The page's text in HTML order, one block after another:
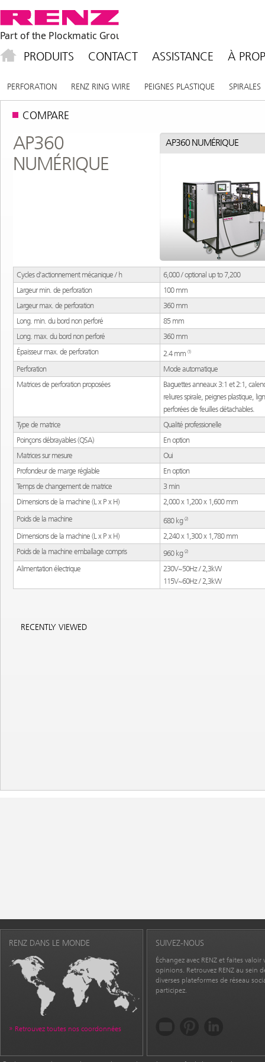
PERFORATION RENZ RING WIRE PEIGNES PLASTIQUE SPIRALES
PRODUITS CONTACT ASSISTANCE À
COMPARE
AP360
NUMÉRIQUE
AP360 NUMÉRIQUE
Cycles d'actionnement mécanique / h
6,000 / optional up to 7,200
Largeur min. de perforation
100 mm
Largeur max. de perforation
360 mm
Long. min. du bord non perforé
85 mm
Long. max. du bord non perforé
360 mm
Épaisseur max. de perforation
2.4 mm (1)
Perforation
Mode automatique
Matrices de perforation proposées
Baguettes anneaux 3:1 et 2:1,
reliures spirale, peignes plastique,
perforées de feuilles détachables.
Type de matrice
Qualité professionelle
Poinçons débrayables (QSA)
En option
Matrices sur mesure
Oui
Profondeur de marge réglable
En option
Temps de changement de matrice
3 min
Dimensions de la machine (L x P x H)
2,000 x 1,200 x 1,600 mm
Poids de la machine
680 kg (2)
Dimensions de la machine (L x P x H)
2,240 x 1,300 x 1,780 mm
Poids de la machine emballage compris
960 kg (2)
Alimentation électrique
230V~50Hz / 2,3kW
115V~60Hz / 2,3kW
AP360
NUMÉRIQUE
AP360 NUMÉRIQUE
Cycles d'actionnement mécanique / h
6,000 / optional up to 7,200
Largeur min. de perforation
100 mm
Largeur max. de perforation
360 mm
Long. min. du bord non perforé
85 mm
Long. max. du bord non perforé
360 mm
Épaisseur max. de perforation
2.4 mm
Perforation
Mode automatique
Matrices de perforation proposées
Baguettes anneaux 3:1 et 2:1,
reliures spirale, peignes plastique,
perforées de feuilles détachables.
Type de matrice
Qualité professionelle
Poinçons débrayables (QSA)
En option
Matrices sur mesure
Oui
Profondeur de marge réglable
En option
Temps de changement de matrice
3 min
Dimensions de la machine (L x P x H)
2,000 x 1,200 x 1,600 mm
Poids de la machine
680 kg
Dimensions de la machine (L x P x H)
2,240 x 1,300 x 1,780 mm
Poids de la machine emballage compris
960 kg
Alimentation électrique
230V~50Hz / 2,3kW
115V~60Hz / 2,3kW
RECENTLY VIEWED
RENZ DANS LE MONDE
Retrouvez toutes nos coordonnées
SUIVEZ-NOUS
Échangez avec RENZ et faites valoir
opinions. Retrouvez RENZ au sein
diverses plateformes de réseau
participez.